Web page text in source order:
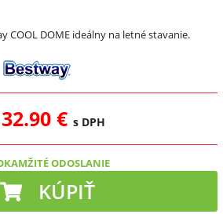
COOL DOME ideálny na letné stavanie.
32.90 € s DPH
ODOSLANIE
KÚPIŤ